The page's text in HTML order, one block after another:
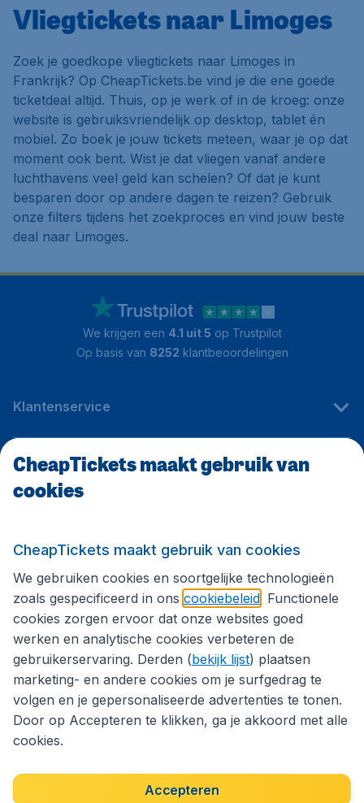
Vliegtickets naar Limoges
Zoek je goedkope vliegtickets naar Limoges in
Frankrijk? Op CheapTickets.be vind je die ene goede
ticketdeal altijd. Thuis, op je werk of in de kroeg: onze
website is gebruiksvriendelijk op desktop, tablet én
mobiel. Zo boek je jouw tickets meteen, waar je op dat
moment ook bent. Wist je dat vliegen vanaf andere
luchthavens veel geld kan schelen? Of dat je kunt
besparen door op andere dagen te reizen? Gebruik
onze filters tijdens het zoekproces en vind jouw beste
deal naar Limoges.
We krijgen een 4.1 uit 5 op Trustpilot
Op basis van 8252 klantbeoordelingen
Klantenservice
CheapTickets.be
Volg CheapTickets.be
Privacybeleid
CheapTickets maakt gebruik van
cookies
CheapTickets maakt gebruik van cookies
We gebruiken cookies en soortgelijke technologieën
zoals gespecificeerd in ons cookiebeleid . Functionele
cookies zorgen ervoor dat onze websites goed
werken en analytische cookies verbeteren de
gebruikerservaring. Derden (bekijk lijst) plaatsen
marketing- en andere cookies om je surfgedrag te
volgen en je gepersonaliseerde advertenties te tonen.
Door op Accepteren te klikken, ga je akkoord met alle
cookies.
Accepteren